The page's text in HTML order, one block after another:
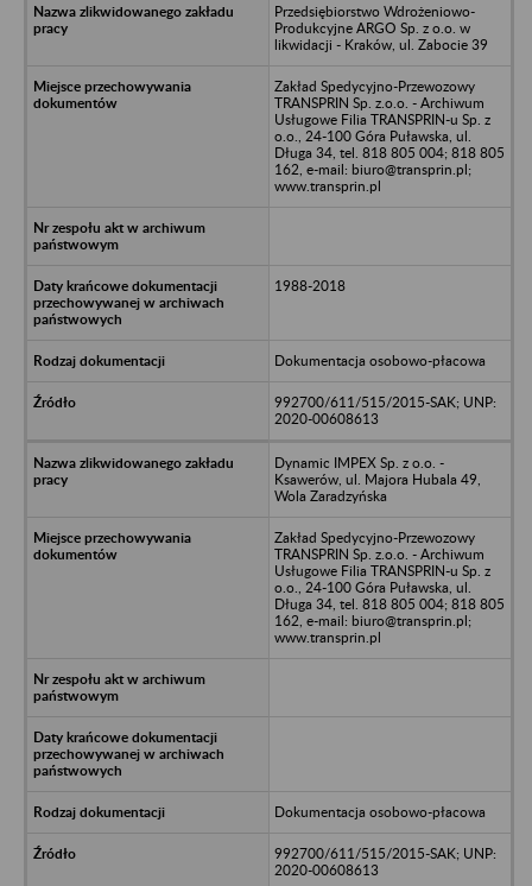
Przedsiębiorstwo Wdrożeniowo-
Produkcyjne ARGO Sp. z o.o. w
likwidacji - Kraków, ul. Zabocie 39
Zakład Spedycyjno-Przewozowy
TRANSPRIN Sp. z.o.o. - Archiwum
Usługowe Filia TRANSPRIN-u Sp. z
o.o., 24-100 Góra Puławska, ul.
Długa 34, tel. 818 805 004; 818 805
162, e-mail: biuro@transprin.pl;
www.transprin.pl
1988-2018
Dokumentacja osobowo-płacowa
992700/611/515/2015-SAK; UNP:
2020-00608613
Dynamic IMPEX Sp. z o.o. -
Ksawerów, ul. Majora Hubala 49,
Wola Zaradzyńska
Zakład Spedycyjno-Przewozowy
TRANSPRIN Sp. z.o.o. - Archiwum
Usługowe Filia TRANSPRIN-u Sp. z
o.o., 24-100 Góra Puławska, ul.
Długa 34, tel. 818 805 004; 818 805
162, e-mail: biuro@transprin.pl;
www.transprin.pl
Dokumentacja osobowo-płacowa
992700/611/515/2015-SAK; UNP:
2020-00608613